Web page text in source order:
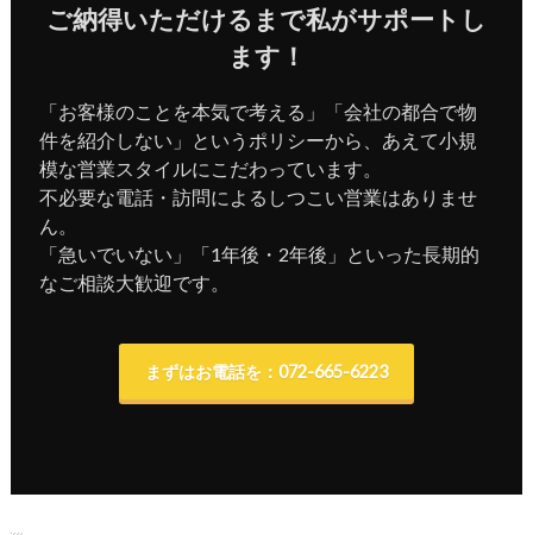
ご納得いただけるまで私がサポートし
ます！
「お客様のことを本気で考える」「会社の都合で物
件を紹介しない」というポリシーから、あえて小規
模な営業スタイルにこだわっています。
不必要な電話・訪問によるしつこい営業はありませ
ん。
「急いでいない」「1年後・2年後」といった長期的
なご相談大歓迎です。
まずはお電話を：072-665-6223